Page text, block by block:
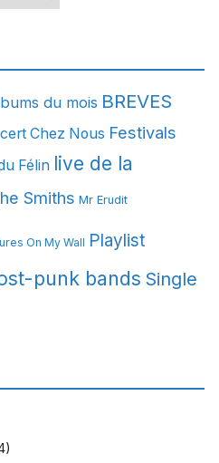
du mois BREVES
Chez Nous Festivals
Félin live de la
Smiths Mr Erudit
On My Wall Playlist
punk bands Single